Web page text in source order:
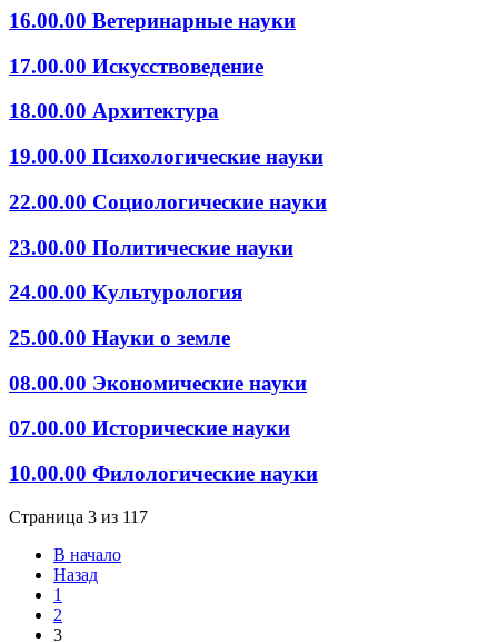
16.00.00 Ветеринарные науки
17.00.00 Искусствоведение
18.00.00 Архитектура
19.00.00 Психологические науки
22.00.00 Социологические науки
23.00.00 Политические науки
24.00.00 Культурология
25.00.00 Науки о земле
08.00.00 Экономические науки
07.00.00 Исторические науки
10.00.00 Филологические науки
Страница 3 из 117
В начало
Назад
1
2
3